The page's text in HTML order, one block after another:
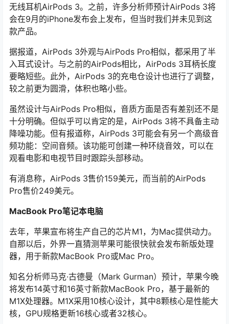
无线耳机AirPods 3。之前，许多分析师预计AirPods 3将
会在9月的iPhone发布会上发布，但当时我们并未见到这
款产品。
据报道，AirPods 3外观与AirPods Pro相似，都采用了半
入耳式设计。与之前的AirPods相比，AirPods 3耳柄长度
要略短些。此外，AirPods 3的充电仓设计也进行了调整，
较之前更为圆滑，体积也略小些。
虽然设计与AirPods Pro相似，音质方面是否有差别还不是
十分明确。但似乎可以肯定的是，AirPods 3将不具备主动
降噪功能。但有报道称，AirPods 3可能会有另一个高级音
频功能：空间音频。该功能可创建一种环绕音效，可以在
观看电影和电视节目时跟踪头部移动。
有消息称，AirPods 3售价159美元，而当前的AirPods
Pro售价249美元。
MacBook Pro笔记本电脑
去年，苹果宣布将生产自己的芯片M1，为Mac提供动力。
自那以后，外界一直猜测苹果可能很快就会发布新版处理
器，用于新款MacBook Pro或Mac Pro。
知名分析师马克·古德曼（Mark Gurman）预计，苹果今晚
将发布14英寸和16英寸新款MacBook Pro，基于最新的
M1X处理器。M1X采用10核心设计，其中8颗核心是性能大
核，GPU规格更新16核心或者32核心。